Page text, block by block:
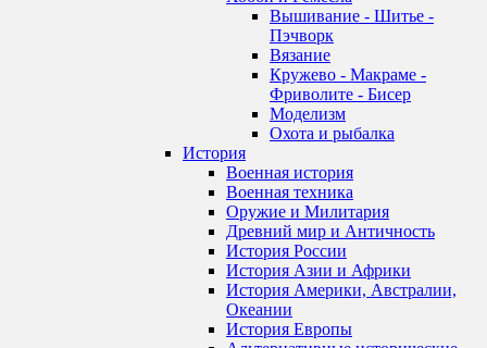
Вышивание - Шитье -
Пэчворк
Вязание
Кружево - Макраме -
Фриволите - Бисер
Моделизм
Охота и рыбалка
История
Военная история
Военная техника
Оружие и Милитария
Древний мир и Античность
История России
История Азии и Африки
История Америки, Австралии,
Океании
История Европы